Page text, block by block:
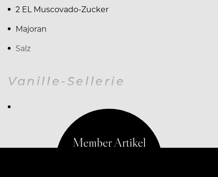
2 EL Muscovado-Zucker
Majoran
Salz
Vanille-Sellerie